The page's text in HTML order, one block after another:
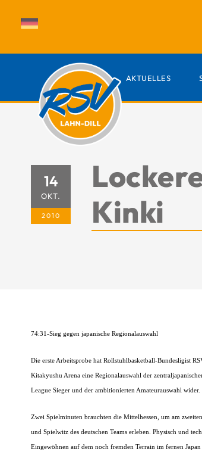
AKTUELLES
14
OKT.
2010
Kinki
74:31-Sieg gegen japanische Regionalauswahl
Die erste Arbeitsprobe hat Rollstuhlbasketball-Bundesligist
Kitakyushu Arena eine Regionalauswahl der
League Sieger und der ambitionierten Amateurauswahl wider.
Zwei Spielminuten brauchten die Mittelhessen, um am
und Spielwitz des deutschen Teams erleben. Physisch und
Eingewöhnen auf dem noch fremden Terrain im fernen Japan